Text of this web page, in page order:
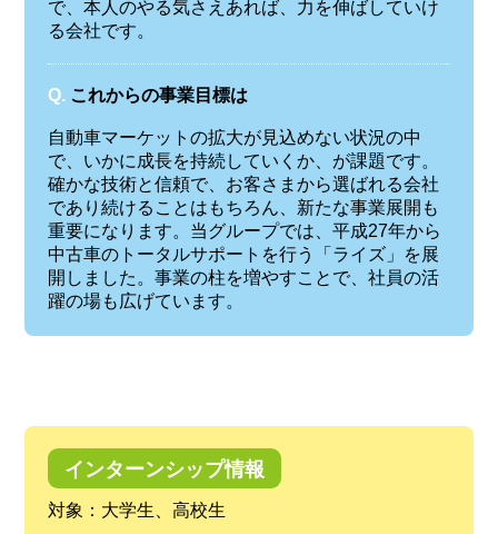
で、本人のやる気さえあれば、力を伸ばしていけ
る会社です。
Q. これからの事業目標は
自動車マーケットの拡大が見込めない状況の中
で、いかに成長を持続していくか、が課題です。
確かな技術と信頼で、お客さまから選ばれる会社
であり続けることはもちろん、新たな事業展開も
重要になります。当グループでは、平成27年から
中古車のトータルサポートを行う「ライズ」を展
開しました。事業の柱を増やすことで、社員の活
躍の場も広げています。
インターンシップ情報
対象：大学生、高校生